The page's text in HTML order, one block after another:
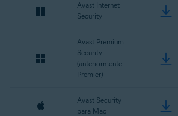
Avast Internet
Security
Avast Premium
Security
(anteriormente
Premier)
Avast Security
para Mac